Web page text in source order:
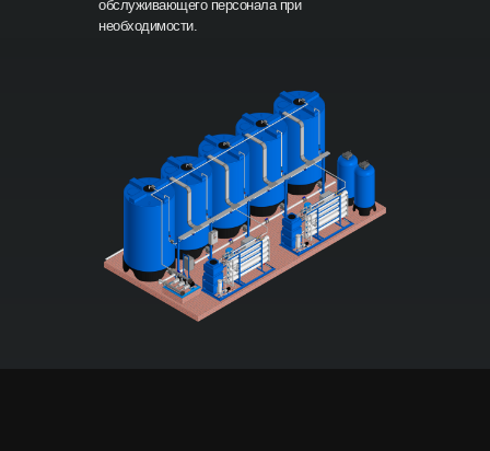
обслуживающего персонала при
необходимости.